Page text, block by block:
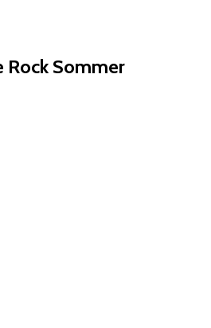
Rock Sommer